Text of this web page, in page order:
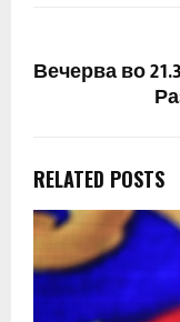
Вечерва во
RELATED POSTS